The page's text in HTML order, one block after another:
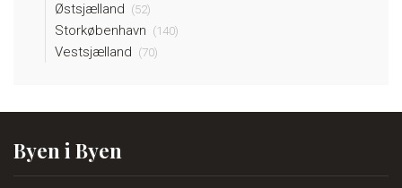
Østsjælland (52)
Storkøbenhavn (140)
Vestsjælland (70)
Byen i Byen